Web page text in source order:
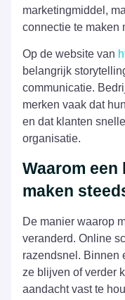
marketingmiddel,
connectie te maken
Op de website van
belangrijk
communicatie.
merken vaak dat
en dat klanten
organisatie.
Waarom
maken
De manier waarop
veranderd. Online
razendsnel. Binnen
ze blijven of verder
aandacht vast te